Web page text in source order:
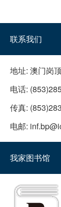
联系我们
地址: 澳门岗
电话:
传真:
电邮:
我家图书馆